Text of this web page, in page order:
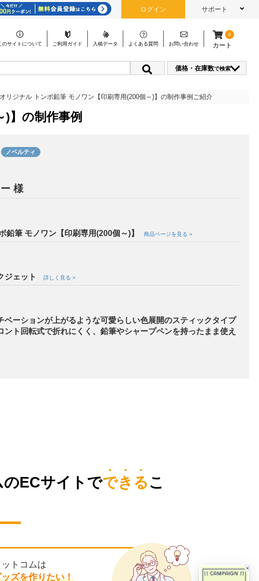
ログイン サポート
のサイトについて ご利用ガイド 入稿データ よくある質問 お問い合わせ
0
カート
価格・在庫数で検索
オリジナル トンボ鉛筆 モノワン【印刷専用(200個～)】の制作事例ご紹介
)】の制作事例
ノベルティ
様
鉛筆 モノワン【印刷専用(200個～)】 商品ページを見る >
ジェット 詳しく見る >
ベーションが上がるような可愛らしい色展開のスティックタイプ
ント回転式で折れにくく、鉛筆やシャープペンを持ったまま使え
のECサイトでできるこ
トコムは
ズを作りたい！
×